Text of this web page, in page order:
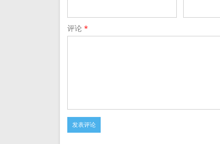
评论 *